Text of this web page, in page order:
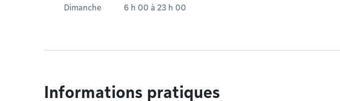
Dimanche
6 h 00 à 23 h 00
Informations pratiques